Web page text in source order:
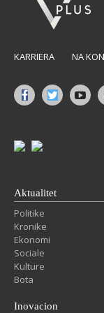
KARRIERA NA
Aktualitet
Politike
Kronike
Ekonomi
Sociale
Kulture
Bota
Inovacion